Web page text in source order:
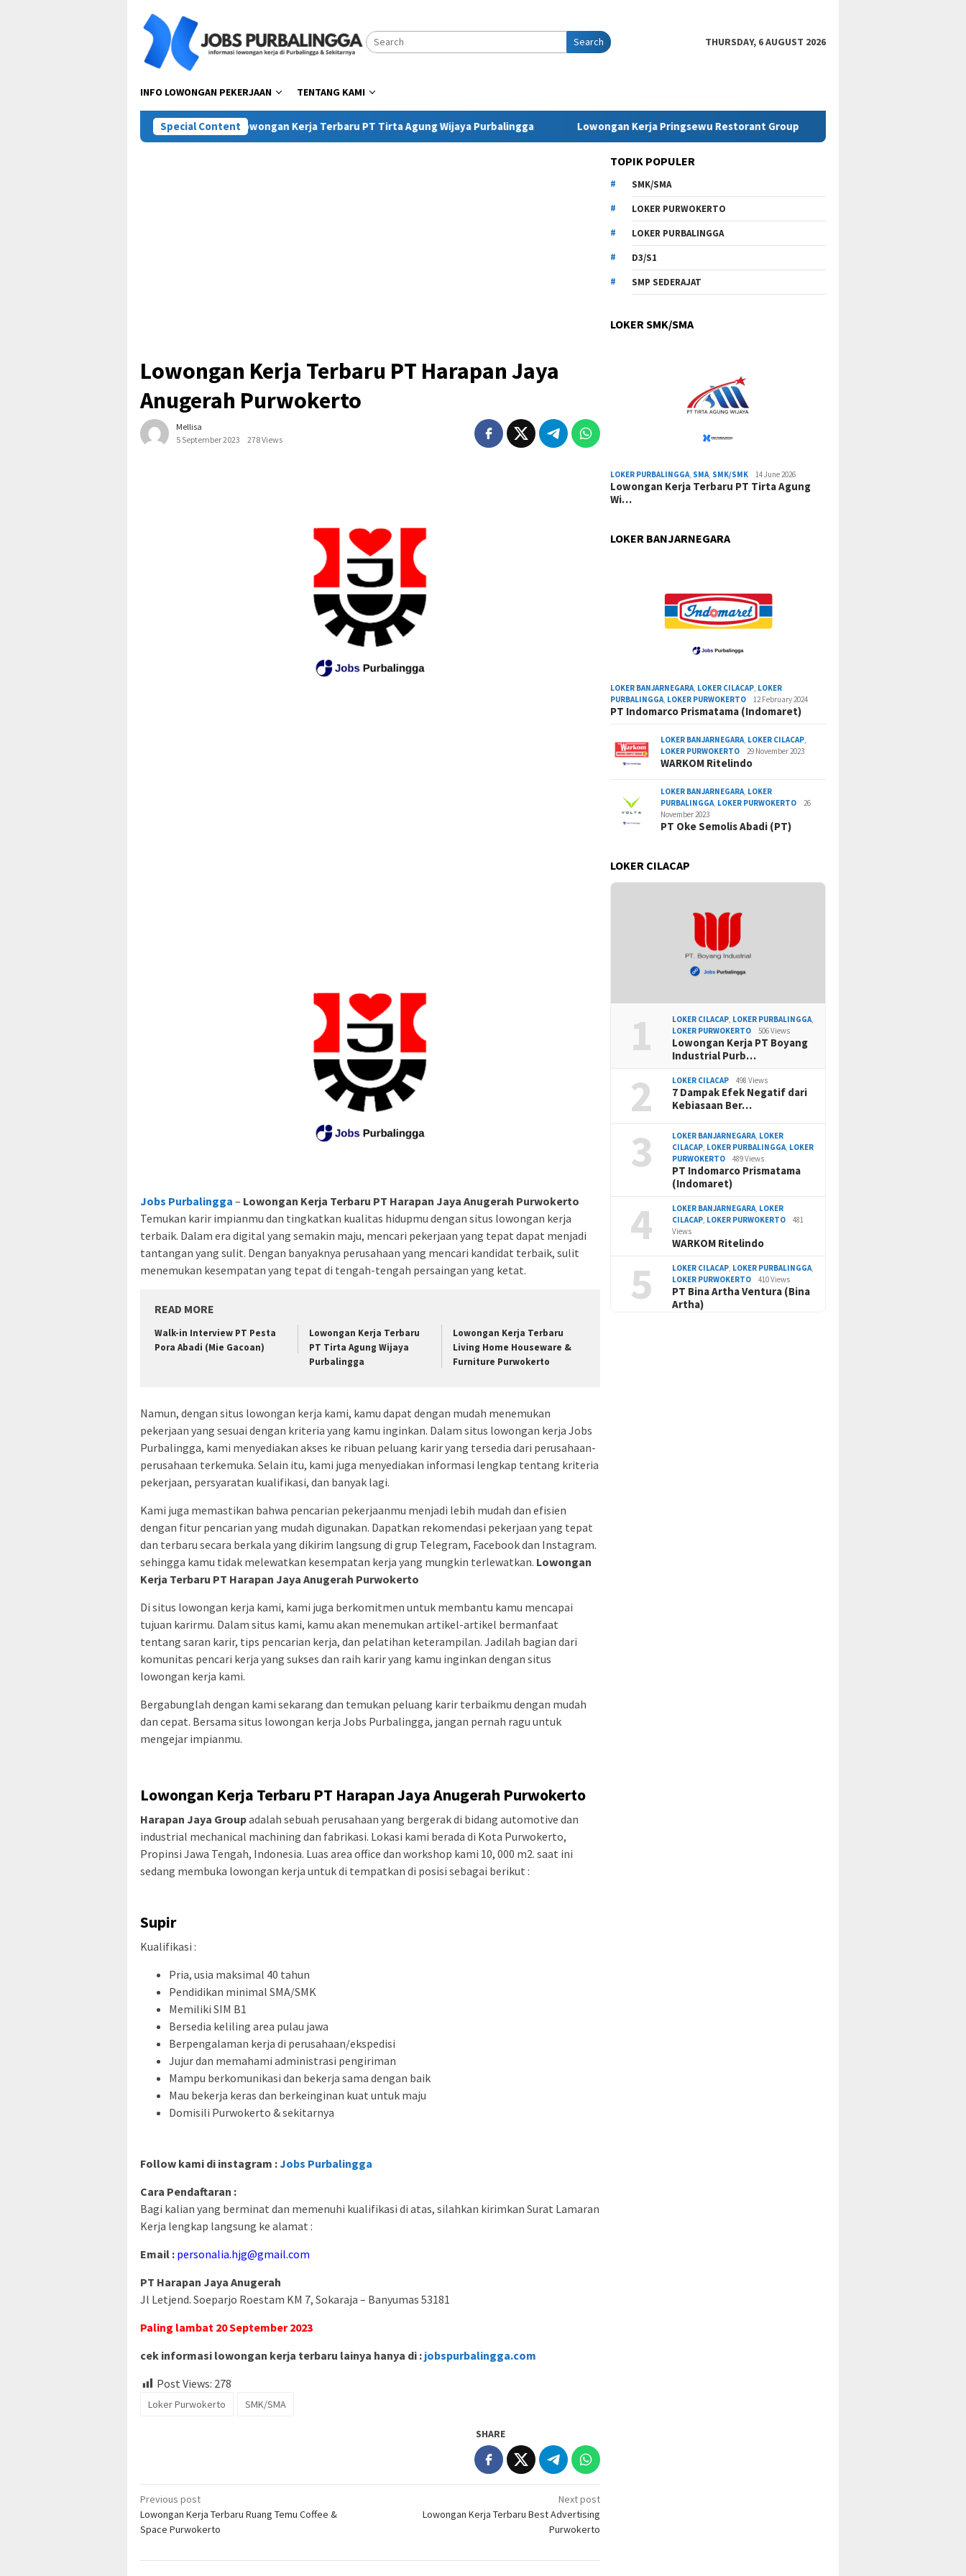
content
Search THURSDAY, 6 AUGUST 2026
INFO LOWONGAN PEKERJAAN TENTANG KAMI
Special Content
Lowongan Kerja Terbaru PT Tirta Agung Wijaya Purbalingga Lowongan Kerja Pringsewu Restorant Group Lowongan Kerja SMK Telkom
Lowongan Kerja Terbaru PT Harapan Jaya
Anugerah Purwokerto
Mellisa
5 September 2023
278 Views
Jobs Purbalingga – Lowongan Kerja Terbaru PT Harapan Jaya Anugerah Purwokerto
Temukan karir impianmu dan tingkatkan kualitas hidupmu dengan situs lowongan kerja
terbaik. Dalam era digital yang semakin maju, mencari pekerjaan yang tepat dapat menjadi
tantangan yang sulit. Dengan banyaknya perusahaan yang mencari kandidat terbaik, sulit
menemukan kesempatan yang tepat di tengah-tengah persaingan yang ketat.
READ MORE
Walk-in Interview PT Pesta
Pora Abadi (Mie Gacoan)
Lowongan Kerja Terbaru
PT Tirta Agung Wijaya
Purbalingga
Lowongan Kerja Terbaru
Living Home Houseware &
Furniture Purwokerto
Namun, dengan situs lowongan kerja kami, kamu dapat dengan mudah menemukan
pekerjaan yang sesuai dengan kriteria yang kamu inginkan. Dalam situs lowongan kerja Jobs
Purbalingga, kami menyediakan akses ke ribuan peluang karir yang tersedia dari perusahaan-
perusahaan terkemuka. Selain itu, kami juga menyediakan informasi lengkap tentang kriteria
pekerjaan, persyaratan kualifikasi, dan banyak lagi.
Kami juga memastikan bahwa pencarian pekerjaanmu menjadi lebih mudah dan efisien
dengan fitur pencarian yang mudah digunakan. Dapatkan rekomendasi pekerjaan yang tepat
dan terbaru secara berkala yang dikirim langsung di grup Telegram, Facebook dan Instagram.
sehingga kamu tidak melewatkan kesempatan kerja yang mungkin terlewatkan. Lowongan
Kerja Terbaru PT Harapan Jaya Anugerah Purwokerto
Di situs lowongan kerja kami, kami juga berkomitmen untuk membantu kamu mencapai
tujuan karirmu. Dalam situs kami, kamu akan menemukan artikel-artikel bermanfaat
tentang saran karir, tips pencarian kerja, dan pelatihan keterampilan. Jadilah bagian dari
komunitas pencari kerja yang sukses dan raih karir yang kamu inginkan dengan situs
lowongan kerja kami.
Bergabunglah dengan kami sekarang dan temukan peluang karir terbaikmu dengan mudah
dan cepat. Bersama situs lowongan kerja Jobs Purbalingga, jangan pernah ragu untuk
mengejar impianmu.
Lowongan Kerja Terbaru PT Harapan Jaya Anugerah Purwokerto
Harapan Jaya Groupadalah sebuah perusahaan yang bergerak di bidang automotive dan
industrial mechanical machining dan fabrikasi. Lokasi kami berada di Kota Purwokerto,
Propinsi Jawa Tengah, Indonesia. Luas area office dan workshop kami 10, 000 m2. saat ini
sedang membuka lowongan kerja untuk di tempatkan di posisi sebagai berikut :
Supir
Kualifikasi :
Pria, usia maksimal 40 tahun
Pendidikan minimal SMA/SMK
Memiliki SIM B1
Bersedia keliling area pulau jawa
Berpengalaman kerja di perusahaan/ekspedisi
Jujur dan memahami administrasi pengiriman
Mampu berkomunikasi dan bekerja sama dengan baik
Mau bekerja keras dan berkeinginan kuat untuk maju
Domisili Purwokerto & sekitarnya
Follow kami di instagram :Jobs Purbalingga
Cara Pendaftaran :
Bagi kalian yang berminat dan memenuhi kualifikasi di atas, silahkan kirimkan Surat Lamaran
Kerja lengkap langsung ke alamat :
Email : personalia.hjg@gmail.com
PT Harapan Jaya Anugerah
Jl Letjend. Soeparjo Roestam KM 7, Sokaraja – Banyumas 53181
Paling lambat 20 September 2023
cek informasi lowongan kerja terbaru lainya hanya di : jobspurbalingga.com
Post Views: 278
Loker Purwokerto SMK/SMA
SHARE
Post
navigation
Previous post
Lowongan Kerja Terbaru Ruang Temu Coffee &
Space Purwokerto
Next post
Lowongan Kerja Terbaru Best Advertising
Purwokerto
TOPIK POPULER
SMK/SMA
LOKER PURWOKERTO
LOKER PURBALINGGA
D3/S1
SMP SEDERAJAT
LOKER SMK/SMA
LOKER PURBALINGGA SMA SMK/SMK 14 June 2026
Lowongan Kerja Terbaru PT Tirta Agung
Wi…
LOKER BANJARNEGARA
LOKER BANJARNEGARA LOKER CILACAP LOKER
PURBALINGGA LOKER PURWOKERTO 12 February 2024
PT Indomarco Prismatama (Indomaret)
LOKER BANJARNEGARA LOKER CILACAP
LOKER PURWOKERTO
29 November 2023
WARKOM Ritelindo
LOKER BANJARNEGARA LOKER
PURBALINGGA LOKER PURWOKERTO
26
November 2023
PT Oke Semolis Abadi (PT)
LOKER CILACAP
1 LOKER CILACAP, LOKER PURBALINGGA,
LOKER PURWOKERTO
506 Views
Lowongan Kerja PT Boyang
Industrial Purb…
2 LOKER CILACAP 498 Views
7 Dampak Efek Negatif dari
Kebiasaan Ber…
3 LOKER BANJARNEGARA, LOKER
CILACAP, LOKER PURBALINGGA, LOKER
PURWOKERTO
489 Views
PT Indomarco Prismatama
(Indomaret)
4 LOKER BANJARNEGARA, LOKER
CILACAP, LOKER PURWOKERTO
481
Views
WARKOM Ritelindo
5 LOKER CILACAP, LOKER PURBALINGGA,
LOKER PURWOKERTO
410 Views
PT Bina Artha Ventura (Bina
Artha)